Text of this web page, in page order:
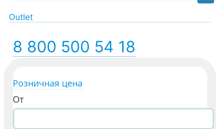
Outlet
8 800 500 54 18
Розничная цена
От